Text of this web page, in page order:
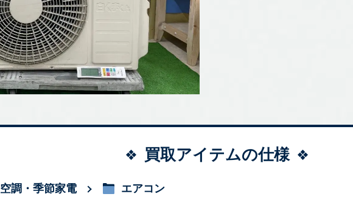
買取アイテムの仕様
空調・季節家電 エアコン